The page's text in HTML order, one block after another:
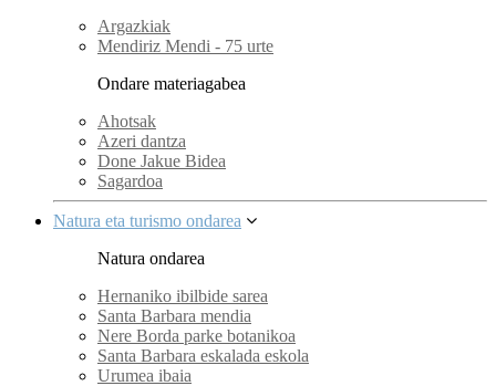
Argazkiak
Mendiriz Mendi - 75 urte
Ondare materiagabea
Ahotsak
Azeri dantza
Done Jakue Bidea
Sagardoa
Natura eta turismo ondarea
Natura ondarea
Hernaniko ibilbide sarea
Santa Barbara mendia
Nere Borda parke botanikoa
Santa Barbara eskalada eskola
Urumea ibaia